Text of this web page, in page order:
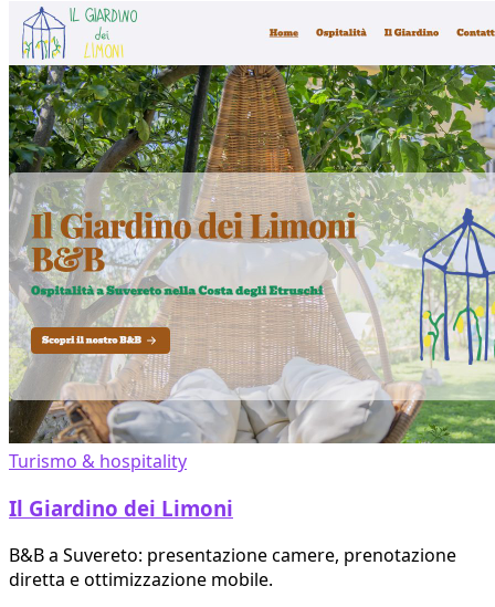
Turismo & hospitality
Il Giardino dei Limoni
B&B a Suvereto: presentazione camere, prenotazione
diretta e ottimizzazione mobile.